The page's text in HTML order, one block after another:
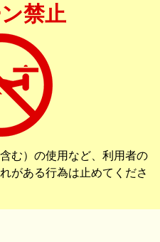
禁止
む）の使用など、利用者の
がある行為は止めてくださ